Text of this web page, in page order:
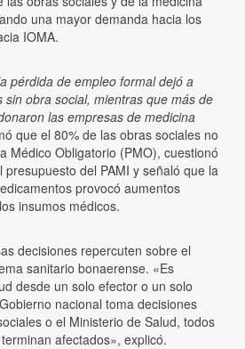
una mayor demanda hacia los
IOMA.
pérdida de empleo formal dejó a
obra social, mientras que más de
las empresas de medicina
que el 80% de las obras sociales no
Médico Obligatorio (PMO), cuestionó
del PAMI y señaló que la
provocó aumentos
insumos médicos.
decisiones repercuten sobre el
sanitario bonaerense. «Es
desde un solo efector o un solo
nacional toma decisiones
o el Ministerio de Salud, todos
afectados», explicó.